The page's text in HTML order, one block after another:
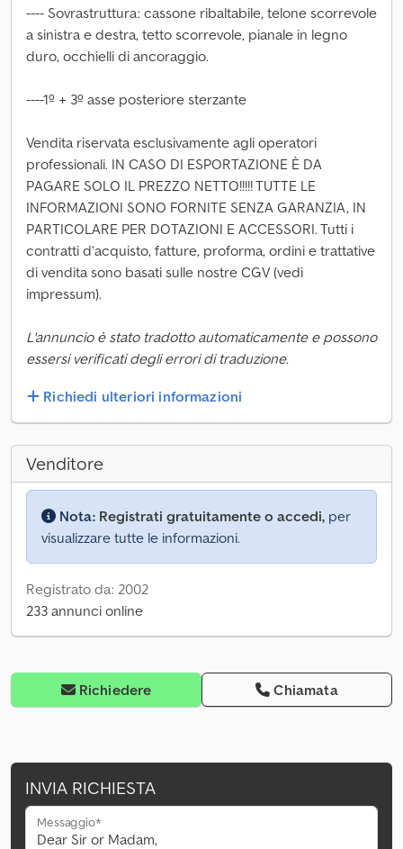
---- Sovrastruttura: cassone ribaltabile, telone scorrevole
a sinistra e destra, tetto scorrevole, pianale in legno
duro, occhielli di ancoraggio.
----1º + 3º asse posteriore sterzante
Vendita riservata esclusivamente agli operatori
professionali. IN CASO DI ESPORTAZIONE È DA
PAGARE SOLO IL PREZZO NETTO!!!!! TUTTE LE
INFORMAZIONI SONO FORNITE SENZA GARANZIA, IN
PARTICOLARE PER DOTAZIONI E ACCESSORI. Tutti i
contratti d’acquisto, fatture, proforma, ordini e trattative
di vendita sono basati sulle nostre CGV (vedi
impressum).
L'annuncio è stato tradotto automaticamente e possono
essersi verificati degli errori di traduzione.
Richiedi ulteriori informazioni
Venditore
Nota: Registrati gratuitamente o accedi, per
visualizzare tutte le informazioni.
Registrato da: 2002
233 annunci online
Richiedere Chiamata
INVIA RICHIESTA
Messaggio*